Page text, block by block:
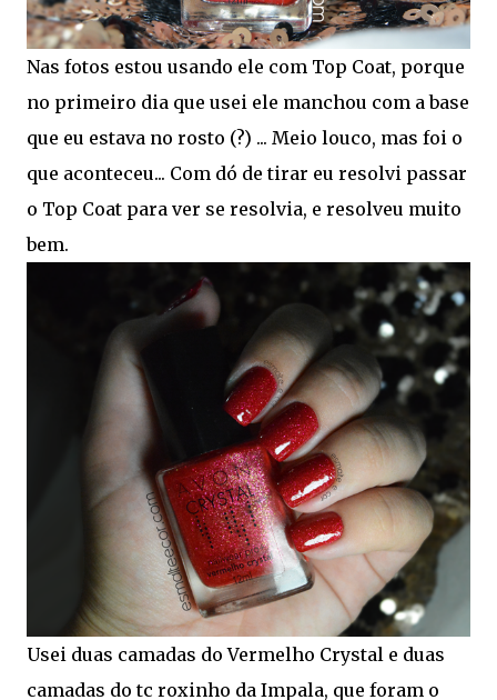
Nas fotos estou usando ele com Top Coat, porque
no primeiro dia que usei ele manchou com a base
que eu estava no rosto (?) ... Meio louco, mas foi o
que aconteceu... Com dó de tirar eu resolvi passar
o Top Coat para ver se resolvia, e resolveu muito
bem.
Usei duas camadas do Vermelho Crystal e duas
camadas do tc roxinho da Impala, que foram o